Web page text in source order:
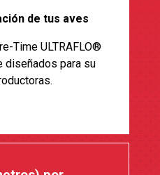
de tus aves
Time ULTRAFLO®
diseñados para su